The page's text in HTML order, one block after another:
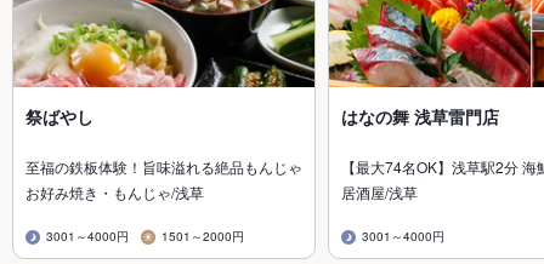
祭ばやし
至福の鉄板体験！旨味溢れる絶品もんじゃ
お好み焼き・もんじゃ/浅草
3001～4000円 1501～2000円
はなの舞 浅草雷門店
【最大74名OK】浅草駅2分
居酒屋/浅草
3001～4000円